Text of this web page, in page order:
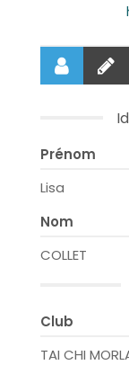
Prénom
Lisa
Nom
COLLET
Club
TAI CHI